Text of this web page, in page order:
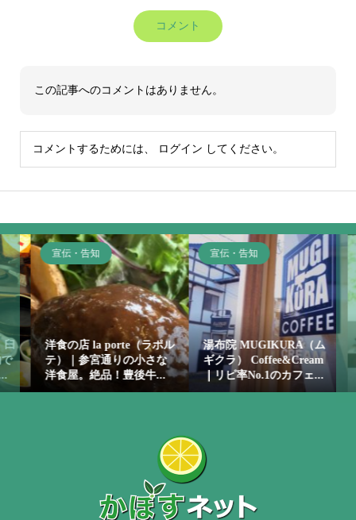
コメント
この記事へのコメントはありません。
コメントするためには、 ログイン してください。
宣伝・告知
洋食の店 la porte（ラポル
テ）｜参宮通りの小さな
洋食屋。絶品！豊後牛...
宣伝・告知
湯布院 MUGIKURA（ム
ギクラ） Coffee&Cream
｜リピ率No.1のカフェ...